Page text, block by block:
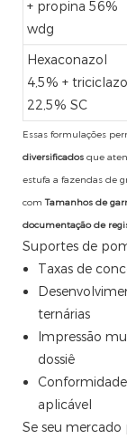
+ propina 56%
wdg
Hexaconazol
4,5% +
22,5% SC
Essas formulações
diversificados que
estufa a fazendas de
comTamanhos de
documentação de
Suportes de
Taxas de
ternárias
Impressão
dossiê
aplicável
Se seu mercado